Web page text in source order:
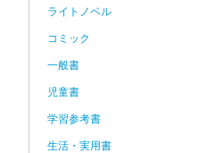
ライトノベル
コミック
一般書
児童書
学習参考書
生活・実用書